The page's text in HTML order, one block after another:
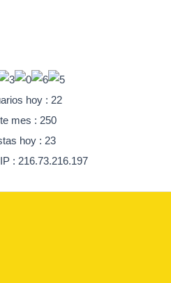
hoy : 22
mes : 250
hoy : 23
: 216.73.216.197